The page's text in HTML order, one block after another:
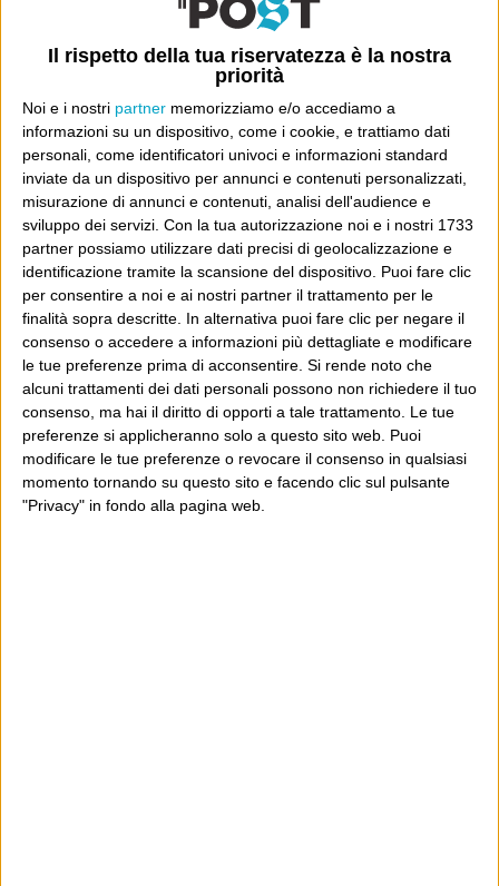
Il rispetto della tua riservatezza è la nostra
priorità
Noi e i nostri partner memorizziamo e/o accediamo a
informazioni su un dispositivo, come i cookie, e trattiamo dati
personali, come identificatori univoci e informazioni standard
inviate da un dispositivo per annunci e contenuti personalizzati,
misurazione di annunci e contenuti, analisi dell'audience e
sviluppo dei servizi. Con la tua autorizzazione noi e i nostri 1733
partner possiamo utilizzare dati precisi di geolocalizzazione e
identificazione tramite la scansione del dispositivo. Puoi fare clic
per consentire a noi e ai nostri partner il trattamento per le
finalità sopra descritte. In alternativa puoi fare clic per negare il
consenso o accedere a informazioni più dettagliate e modificare
le tue preferenze prima di acconsentire. Si rende noto che
alcuni trattamenti dei dati personali possono non richiedere il tuo
consenso, ma hai il diritto di opporti a tale trattamento. Le tue
preferenze si applicheranno solo a questo sito web. Puoi
modificare le tue preferenze o revocare il consenso in qualsiasi
momento tornando su questo sito e facendo clic sul pulsante
"Privacy" in fondo alla pagina web.
It brings on many changes
And I can take or leave it if I please
Poi, Cassiodoro si sveglia.